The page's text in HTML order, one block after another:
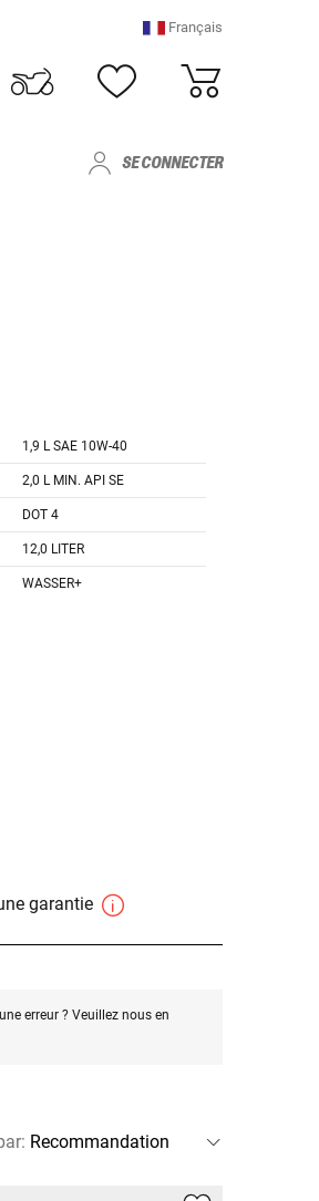
Français
SE CONNECTER
1,9 L SAE 10W-40
2,0 L MIN. API SE
DOT 4
12,0 LITER
WASSER+
garantie
erreur ? Veuillez nous en
: